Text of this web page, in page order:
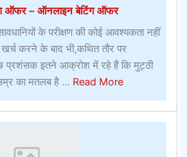
ऑफर – ऑनलाइन बेटिंग ऑफर
के परीक्षण की कोई आवश्यकता नहीं
करने के बाद भी,कथित तौर पर
प्रशंसक इतने आक्रोश में रहे हैं कि मुट्ठी
का मतलब है ... Read Moreabout
ऑनलाइन
बेटिंग